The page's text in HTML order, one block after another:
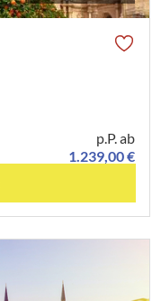
p.P. ab
1.239,00 €